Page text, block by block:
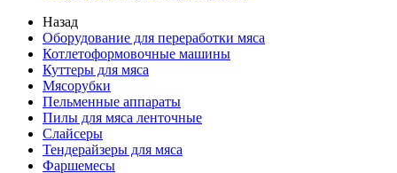
Назад
Оборудование для переработки мяса
Котлетоформовочные машины
Куттеры для мяса
Мясорубки
Пельменные аппараты
Пилы для мяса ленточные
Слайсеры
Тендерайзеры для мяса
Фаршемесы